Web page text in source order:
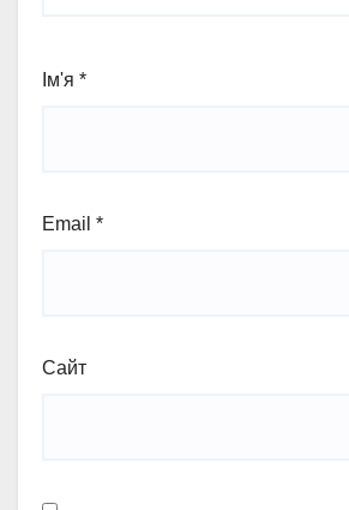
Ім'я *
Email *
Сайт